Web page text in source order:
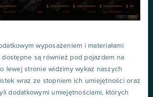
wyposażeniem i materiałami
dostępne są również pod pojazdem na
lewej stronie widzimy wykaz naszych
wraz ze stopniem ich umiejętności oraz
dodatkowymi umiejętnościami, których